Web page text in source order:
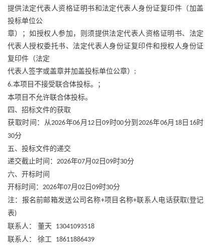
提供法定代表人资格证明书和法定代表人身份证复印件（加盖
投标单位公
章）；如授权人参加，则须提供法定代表人资格证明书、法定
代表人授权委托书、法定代表人身份证复印件和授权人身份证
复印件（法定
代表人签字或盖章并加盖投标单位公章） ;
6.本项目不接受联合体投标。；
本项目不允许联合体投标。
四、招标文件的获取
获取时间：从2026年06月 12 日 09 时00分到 2026年06月 18日 16时
30分
五、投标文件的递交
递交截止时间： 2026年07月 02 日 09时30分
六、开标时间
开标时间： 2026年07月 02 日 09时30分
注：报名前邮箱发送公司名称+项目名称+联系人电话获取(登记
表)
联系人：
董天 13041093518
联系人：
徐工
18611886439